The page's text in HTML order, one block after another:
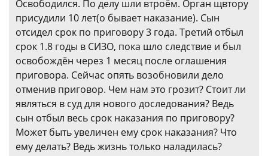
Освободился. По делу шли втроём. Орган щвтору
присудили 10 лет(о бывает наказание). Сын
отсидел срок по приговору 3 года. Третий отбыл
срок 1.8 годы в СИЗО, пока шло следствие и был
освобождён через 1 месяц после оглашения
приговора. Сейчас опять возобновили дело
отменив приговор. Чем нам это грозит? Стоит ли
являться в суд для нового доследования? Ведь
сын отбыл весь срок наказания по приговору?
Может быть увеличен ему срок наказания? Что
ему делать? Ведь жизнь только наладилась?